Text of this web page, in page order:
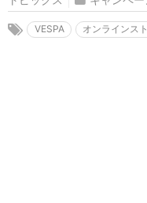
VESPA オンラインス